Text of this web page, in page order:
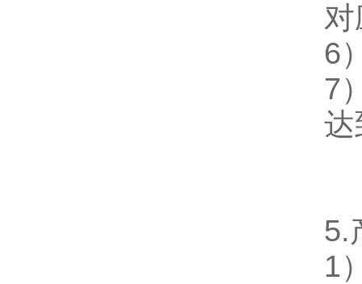
6
7
达
5.
1